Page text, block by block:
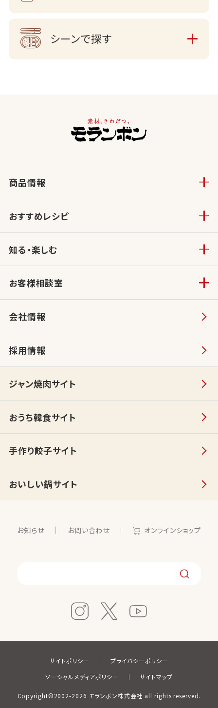
シーンで探す
商品情報
おすすめレシピ
知る・楽しむ
お客様相談室
会社情報
採用情報
ジャン焼肉サイト
おうち韓食サイト
手作り餃子サイト
おいしい鍋サイト
お知らせ お問い合わせ オンラインショップ
Copyright©2002-2026 モランボン株式会社 all rights reserved.
サイトポリシー
プライバシーポリシー
ソーシャルメディアポリシー
サイトマップ